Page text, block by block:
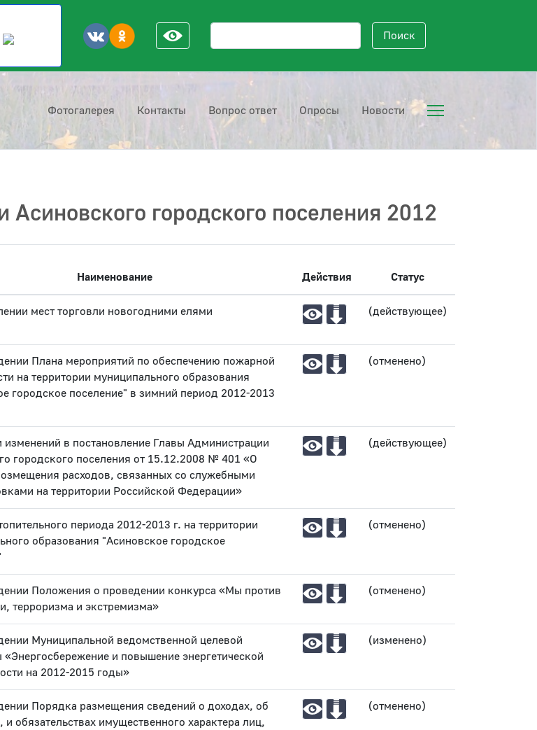
Поисковый запрос Поиск
Фотогалерея Контакты Вопрос ответ Опросы Новости
городского поселения 2012
Наименование Действия Статус
мест торговли новогодними елями (действующее)
Плана мероприятий по обеспечению пожарной
на территории муниципального образования
городское поселение" в зимний период 2012-2013
(отменено)
изменений в постановление Главы Администрации
городского поселения от 15.12.2008 № 401 «О
расходов, связанных со служебными
на территории Российской Федерации»
(действующее)
периода 2012-2013 г. на территории
образования "Асиновское городское
(отменено)
Положения о проведении конкурса «Мы против
терроризма и экстремизма»
(отменено)
Муниципальной ведомственной целевой
и повышение энергетической
на 2012-2015 годы»
(изменено)
Порядка размещения сведений о доходах, об
и обязательствах имущественного характера лиц,
(отменено)